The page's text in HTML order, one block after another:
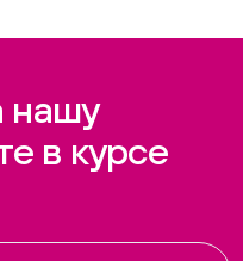
нашу
в курсе